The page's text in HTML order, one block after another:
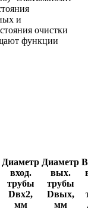
и
очистки
функции
Диаметр
вход.
трубы
Dвх2,
мм
Диаметр
вых.
трубы
Dвых,
мм